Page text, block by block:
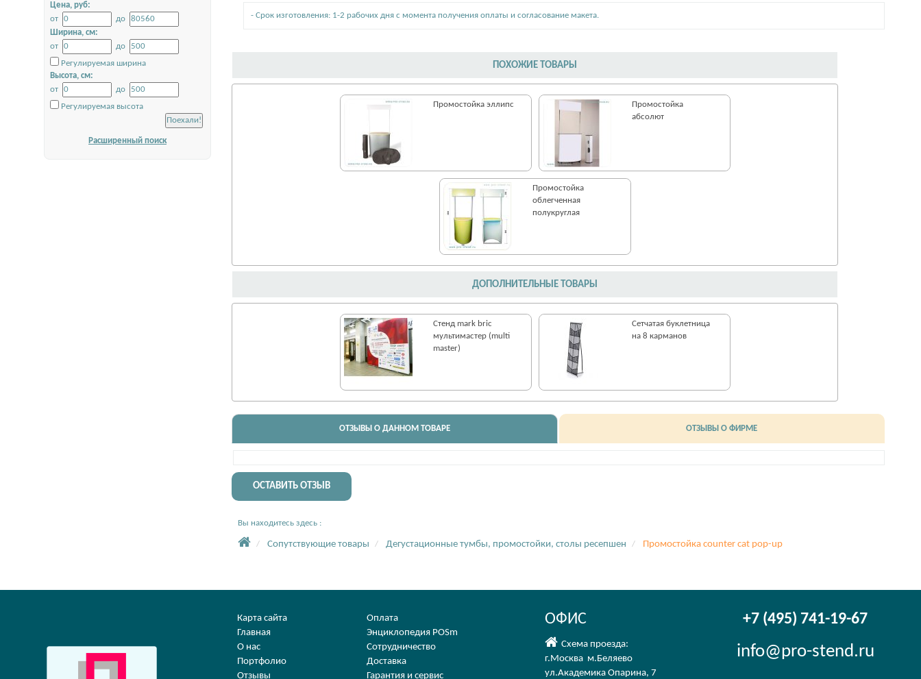
Цена, руб:
от
до
Ширина, см:
от
до
Регулируемая ширина
Высота, см:
от
до
Регулируемая высота
Расширенный поиск
- Срок изготовления: 1-2 рабочих дня с момента получения оплаты и согласование макета.
ПОХОЖИЕ ТОВАРЫ
Промостойка эллипс
Промостойка
абсолют
Промостойка
облегченная
полукруглая
ДОПОЛНИТЕЛЬНЫЕ ТОВАРЫ
Стенд mark bric
мультимастер (multi
master)
Сетчатая буклетница
на 8 карманов
ОТЗЫВЫ О ДАННОМ ТОВАРЕ ОТЗЫВЫ О ФИРМЕ
ОСТАВИТЬ ОТЗЫВ
Вы находитесь здесь :
Сопутствующие товары Дегустационные тумбы, промостойки, столы ресепшен Промостойка counter cat pop-up
Карта сайта
Главная
О нас
Портфолио
Отзывы
Оплата
Энциклопедия POSm
Сотрудничество
Доставка
Гарантия и сервис
ОФИС
Схема проезда:
г.Москва м.Беляево
ул.Академика Опарина, 7
+7 (495) 741-19-67
info@pro-stend.ru